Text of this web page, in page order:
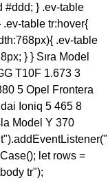
#ddd; } .ev-table
table tr:hover{
.ev-table
} } Sıra Model
T10F 1.673 3
5 Opel Frontera
Ioniq 5 465 8
Model Y 370
let rows =
tr");